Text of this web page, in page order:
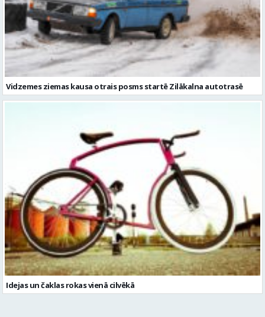
Vidzemes ziemas kausa otrais posms startē Zilākalna autotrasē
Idejas un čaklas rokas vienā cilvēkā